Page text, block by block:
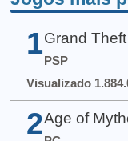
1 Grand
PSP
Visualizado
2 Age of